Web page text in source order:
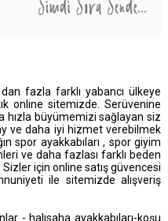
fazla farklı yabancı ülkeye
online sitemizde. Serüvenine
hızla büyümemizi sağlayan siz
ve daha iyi hizmet verebilmek
spor ayakkabıları , spor giyim
ve daha fazlası farklı beden
için online satış güvencesi
ile sitemizde alışveriş
- halısaha ayakkabıları-koşu